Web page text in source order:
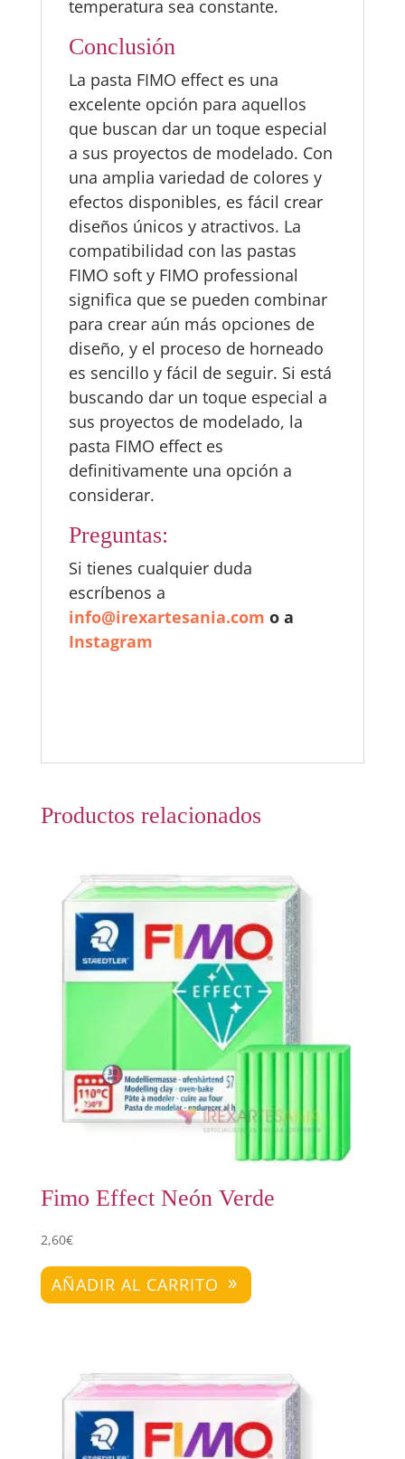
temperatura sea constante.
Conclusión
La pasta FIMO effect es una
excelente opción para aquellos
que buscan dar un toque especial
a sus proyectos de modelado. Con
una amplia variedad de colores y
efectos disponibles, es fácil crear
diseños únicos y atractivos. La
compatibilidad con las pastas
FIMO soft y FIMO professional
significa que se pueden combinar
para crear aún más opciones de
diseño, y el proceso de horneado
es sencillo y fácil de seguir. Si está
buscando dar un toque especial a
sus proyectos de modelado, la
pasta FIMO effect es
definitivamente una opción a
considerar.
Preguntas:
Si tienes cualquier duda
escríbenos a
info@irexartesania.com o a
Instagram
Productos relacionados
Fimo Effect Neón Verde
2,60€
AÑADIR AL CARRITO